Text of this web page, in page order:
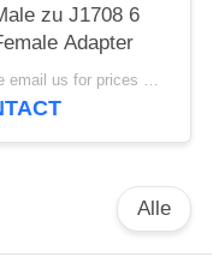
zu J1708 6
Adapter
Please email us for prices MOQ:100 Stück
Alle